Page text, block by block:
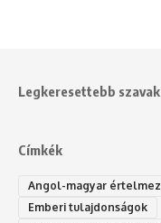
Legkeresettebb
Címkék
Angol-magyar
Emberi tulajdonságok